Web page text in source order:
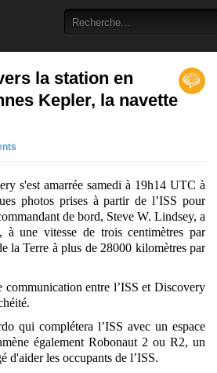
la station en
Kepler, la navette
s'est amarrée samedi à 19h14 UTC à
photos prises à partir de l’ISS pour
de bord, Steve W. Lindsey, a
à une vitesse de trois centimètres par
la Terre à plus de 28000 kilomètres par
entre l’ISS et Discovery
qui complétera l’ISS avec un espace
également Robonaut 2 ou R2, un
d'aider les occupants de l’ISS.